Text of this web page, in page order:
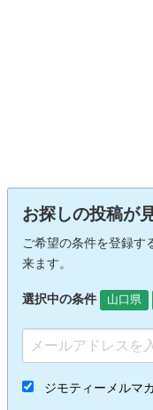
お探しの投稿が
ご希望の条件を登録す
来ます。
選択中の条件 山口県
ジモティーメルマ